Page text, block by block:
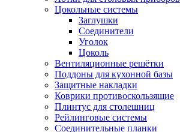
Цокольные системы
Заглушки
Соединители
Уголок
Цоколь
Вентиляционные решётки
Поддоны для кухонной базы
Защитные накладки
Коврики противоскользящие
Плинтус для столешниц
Рейлинговые системы
Соединительные планки